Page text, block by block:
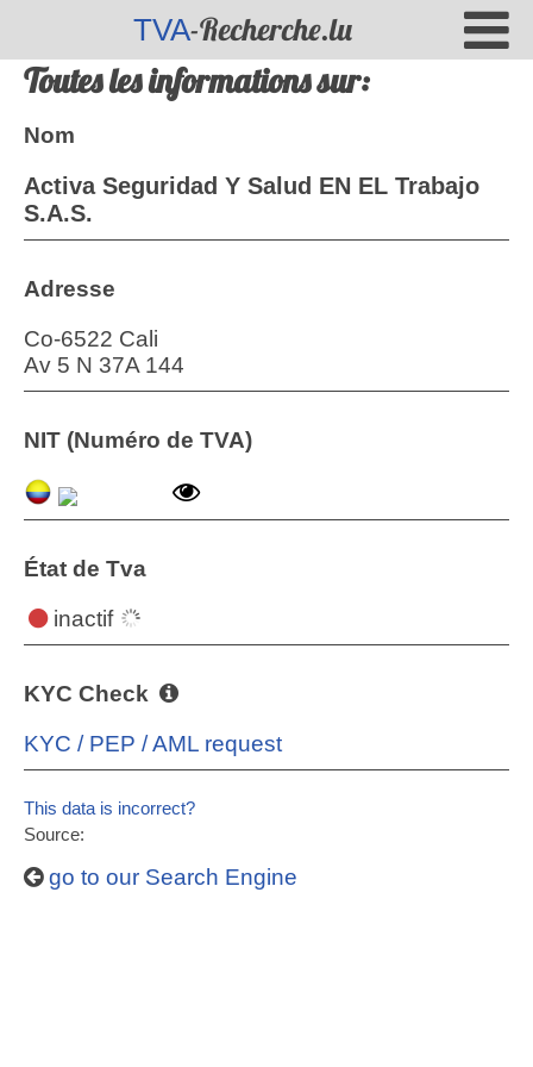
TVA-Recherche.lu
Toutes les informations sur:
Nom
Activa Seguridad Y Salud EN EL Trabajo
S.A.S.
Adresse
Co-6522 Cali
Av 5 N 37A 144
NIT (Numéro de TVA)
État de Tva
inactif
KYC Check
KYC / PEP / AML request
This data is incorrect?
Source:
go to our Search Engine